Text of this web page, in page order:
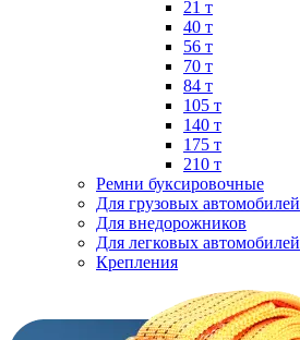
21 т
40 т
56 т
70 т
84 т
105 т
140 т
175 т
210 т
Ремни буксировочные
Для грузовых автомобилей
Для внедорожников
Для легковых автомобилей
Крепления